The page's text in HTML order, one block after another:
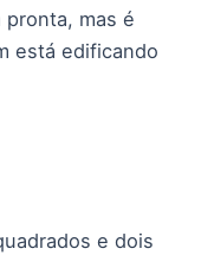
pronta, mas é
está edificando
e dois